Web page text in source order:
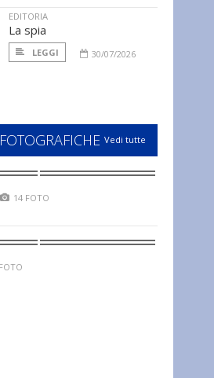
EDITORIA
La spia
LEGGI 30/07/2026
Vedi tutte
14 FOTO